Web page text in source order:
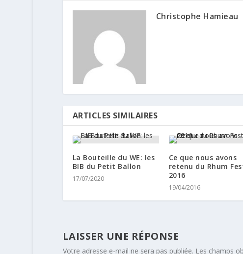
Christophe Hamieau
ARTICLES SIMILAIRES
La Bouteille du WE: les
BIB du Petit Ballon
17/07/2020
Ce que nous avons
retenu du Rhum
2016
19/04/2016
LAISSER UNE RÉPONSE
Votre adresse e-mail ne sera pas publiée. Les champs